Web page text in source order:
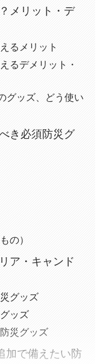
メリット・デ
るメリット
るデメリット・
グッズ、どう使い
き必須防災グ
の）
ア・キャンド
グッズ
ッズ
災グッズ
加で備えたい防